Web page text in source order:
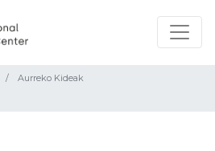
Aurreko Kideak